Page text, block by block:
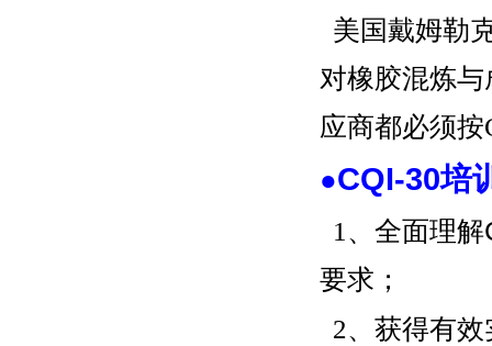
美国戴姆勒
对橡胶混炼
应商都必须
●CQI-30培
1、全面理解
要求；
2、获得有效